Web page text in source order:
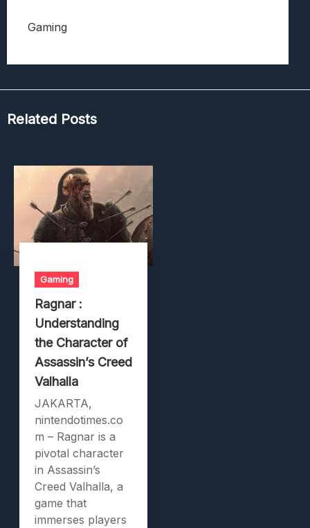
Gaming
Related Posts
Gaming
Ragnar :
Understanding
the Character of
Assassin’s Creed
Valhalla
JAKARTA,
nintendotimes.co
m – Ragnar is a
pivotal character
in Assassin’s
Creed Valhalla, a
game that
immerses players